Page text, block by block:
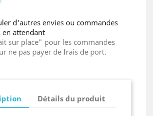
d'autres envies ou commandes
en attendant
sur place" pour les commandes
ne pas payer de frais de port.
Détails du produit